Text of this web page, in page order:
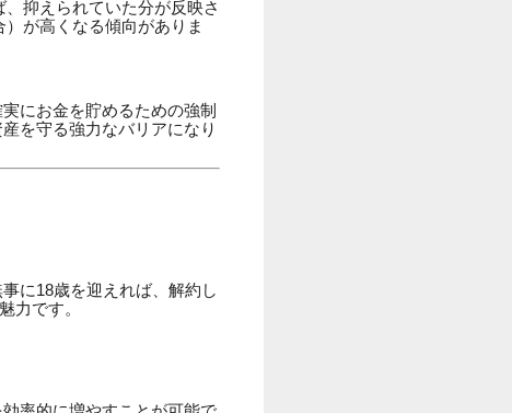
抑えられていた分が反映さ
が高くなる傾向がありま
にお金を貯めるための強制
を守る強力なバリアになり
に18歳を迎えれば、解約し
力です。